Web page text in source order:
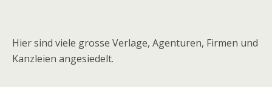
Hier sind viele grosse Verlage, Agenturen, Firmen und
Kanzleien angesiedelt.